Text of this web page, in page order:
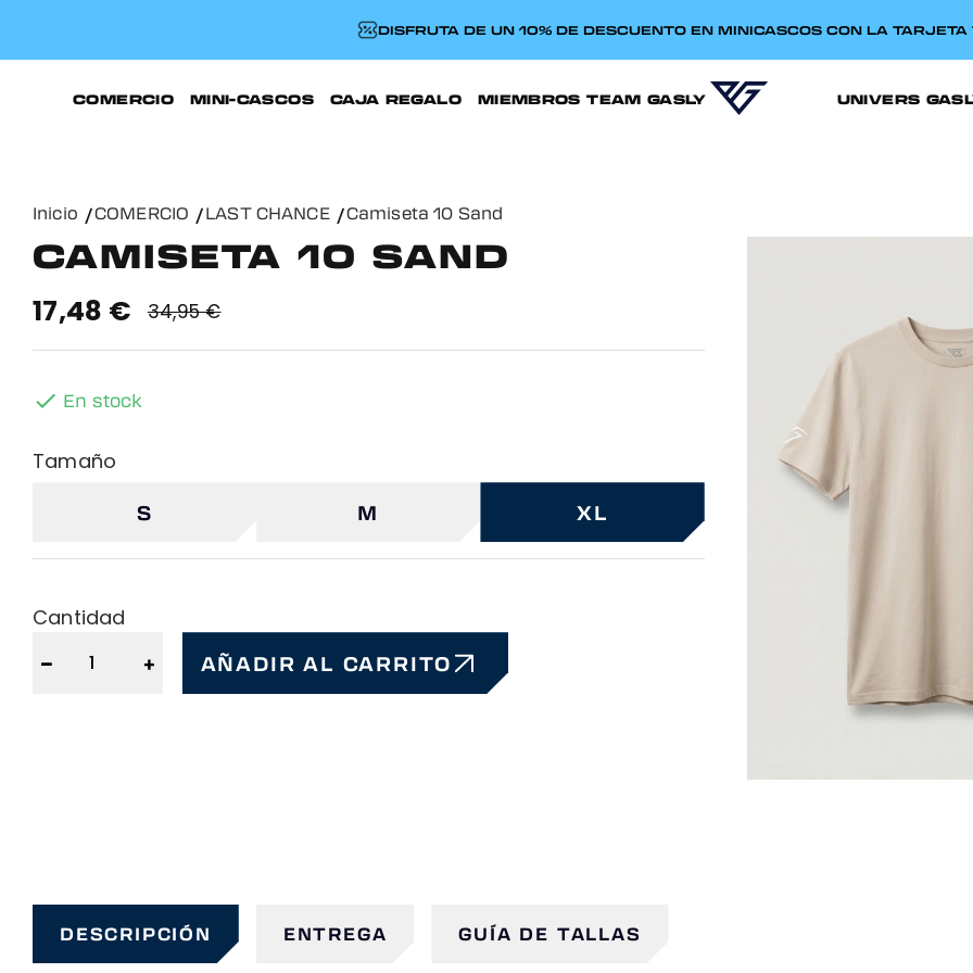
DISFRUTA DE UN 10% DE DESCUENTO EN MINICASCOS CON LA
COMERCIO MINI-CASCOS CAJA REGALO MIEMBROS TEAM GASLY UNIVERS
Inicio COMERCIO LAST CHANCE Camiseta 10 Sand
CAMISETA 10 SAND
34,95 €
17,48 €
 En stock
Tamaño
S M XL
Cantidad
− + AÑADIR AL CARRITO
DESCRIPCIÓN ENTREGA GUÍA DE TALLAS